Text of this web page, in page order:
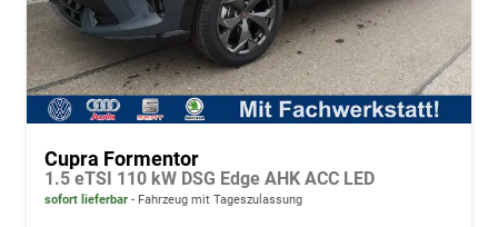
Cupra Formentor
1.5 eTSI 110 kW DSG Edge AHK ACC LED
sofort lieferbar Fahrzeug mit Tageszulassung